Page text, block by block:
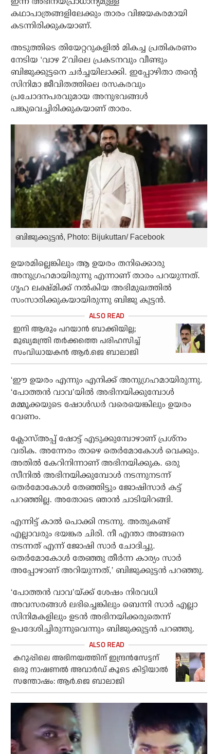
കഥാപാത്രങ്ങളിലേക്കും താരം വിജയകരമായി
കടന്നിരിക്കുകയാണ്.
അടുത്തിടെ തിയേറ്ററുകളിൽ മികച്ച പ്രതികരണം
നേടിയ ‘വാഴ 2’വിലെ പ്രകടനവും വീണ്ടും
ബിജുക്കുട്ടനെ ചർച്ചയിലാക്കി. ഇപ്പോഴിതാ തന്റെ
സിനിമാ ജീവിതത്തിലെ രസകരവും
പ്രചോദനപരവുമായ അനുഭവങ്ങൾ
പങ്കുവെച്ചിരിക്കുകയാണ് താരം.
ബിജുക്കുട്ടൻ, Photo: Bijukuttan/ Facebook
ഉയരമില്ലെങ്കിലും ആ ഉയരം തനിക്കൊരു
അനുഗ്രഹമായിരുന്നു എന്നാണ് താരം പറയുന്നത്.
ഗൃഹ ലക്ഷ്മിക്ക് നൽകിയ അഭിമുഖത്തിൽ
സംസാരിക്കുകയായിരുന്നു ബിജു കുട്ടൻ.
ഇനി ആരും പറയാന്‍ ബാക്കിയില്ല;
മുഖ്യമന്ത്രി തര്‍ക്കത്തെ പരിഹസിച്ച്
സംവിധായകന്‍ ആര്‍.ജെ ബാലാജി
‘ഈ ഉയരം എന്നും എനിക്ക് അനുഗ്രഹമായിരുന്നു.
‘പോത്തൻ വാവ’യിൽ അഭിനയിക്കുമ്പോൾ
മമ്മൂക്കയുടെ ഷോൾഡർ വരെയെങ്കിലും ഉയരം
വേണം.
ക്ലോസ്‌അപ്പ് ഷോട്ട് എടുക്കുമ്പോഴാണ് പ്രശ്നം
വരിക. അന്നേരം താഴെ തെർമോകോൾ വെക്കും.
അതിൽ കേറിനിന്നാണ് അഭിനയിക്കുക. ഒരു
സീനിൽ അഭിനയിക്കുമ്പോൾ നടന്നുനടന്ന്
തെർമോകോൾ തേഞ്ഞിട്ടും ജോഷിസാർ കട്ട്
പറഞ്ഞില്ല. അതോടെ ഞാൻ ചാടിയിറങ്ങി.
എന്നിട്ട് കാൽ പൊക്കി നടന്നു. അതുകണ്ട്
എല്ലാവരും ഭയങ്കര ചിരി. നീ എന്താ അങ്ങനെ
നടന്നത് എന്ന് ജോഷി സാർ ചോദിച്ചു.
തെർമോകോൾ തേഞ്ഞു തീർന്ന കാര്യം സാർ
അപ്പോഴാണ് അറിയുന്നത്,’ ബിജുക്കുട്ടൻ പറഞ്ഞു.
‘പോത്തൻ വാവ’യ്ക്ക് ശേഷം നിരവധി
അവസരങ്ങൾ ലഭിച്ചെങ്കിലും ബെന്നി സാർ എല്ലാ
സിനിമകളിലും ഉടൻ അഭിനയിക്കരുതെന്ന്
ഉപദേശിച്ചിരുന്നുവെന്നും ബിജുക്കുട്ടൻ പറഞ്ഞു.
കറുപ്പിലെ അഭിനയത്തിന് ഇന്ദ്രന്‍സേട്ടന്
ഒരു നാഷണല്‍ അവാര്‍ഡ് കൂടെ കിട്ടിയാല്‍
സന്തോഷം: ആര്‍.ജെ ബാലാജി